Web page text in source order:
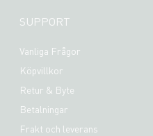
SUPPORT
Vanliga Frågor
Köpvillkor
Retur & Byte
Betalningar
Frakt och leverans